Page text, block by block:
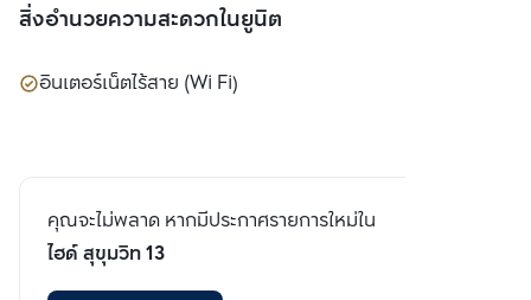
สิ่งอำนวยความสะดวกในยูนิต
อินเตอร์เน็ตไร้สาย (Wi Fi)
คุณจะไม่พลาด หากมีประกาศรายการใหม่ใน
ไฮด์ สุขุมวิท 13